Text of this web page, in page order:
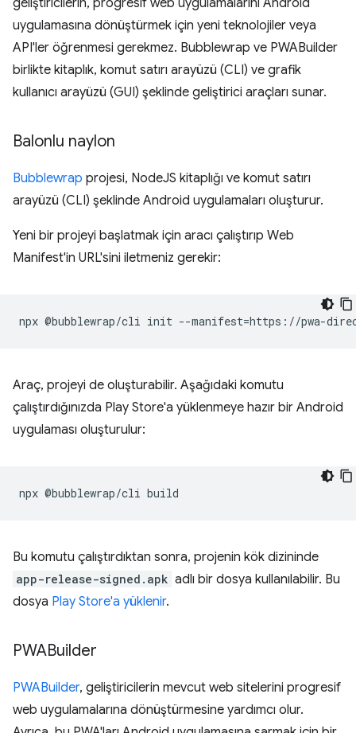
uygulamasına dönüştürmek için yeni teknolojiler veya
API'ler öğrenmesi gerekmez. Bubblewrap ve PWABuilder
birlikte kitaplık, komut satırı arayüzü (CLI) ve grafik
kullanıcı arayüzü (GUI) şeklinde geliştirici araçları sunar.
Balonlu naylon
Bubblewrap projesi, NodeJS kitaplığı ve komut satırı
arayüzü (CLI) şeklinde Android uygulamaları oluşturur.
Yeni bir projeyi başlatmak için aracı çalıştırıp Web
Manifest'in URL'sini iletmeniz gerekir:
npx @bubblewrap/cli init --manifest=
Araç, projeyi de oluşturabilir. Aşağıdaki komutu
çalıştırdığınızda Play Store'a yüklenmeye hazır bir Android
uygulaması oluşturulur:
npx @bubblewrap/cli
Bu komutu çalıştırdıktan sonra, projenin kök dizininde
app-release-signed.apk adlı bir dosya kullanılabilir. Bu
dosya Play Store'a yüklenir.
PWABuilder
PWABuilder, geliştiricilerin mevcut web sitelerini progresif
web uygulamalarına dönüştürmesine yardımcı olur.